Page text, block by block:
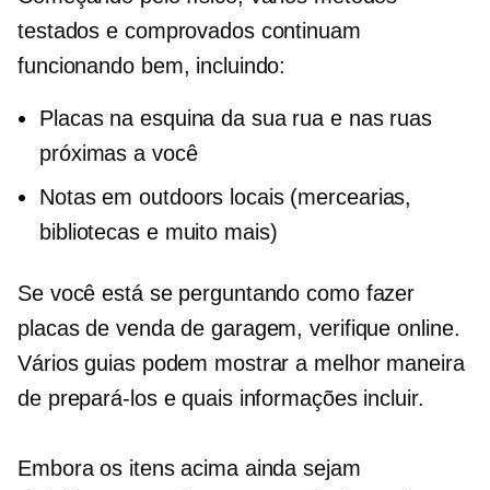
testados e comprovados continuam
funcionando bem, incluindo:
Placas na esquina da sua rua e nas ruas
próximas a você
Notas em outdoors locais (mercearias,
bibliotecas e muito mais)
Se você está se perguntando como fazer
placas de venda de garagem, verifique online.
Vários guias podem mostrar a melhor maneira
de prepará-los e quais informações incluir.
Embora os itens acima ainda sejam